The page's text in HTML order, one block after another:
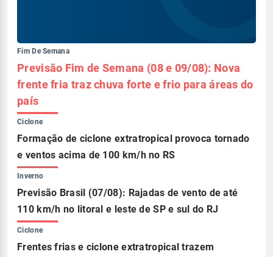
Fim De Semana
Previsão Fim de Semana (08 e 09/08): Nova
frente fria traz chuva forte e frio para áreas do
país
Ciclone
Formação de ciclone extratropical provoca tornado
e ventos acima de 100 km/h no RS
Inverno
Previsão Brasil (07/08): Rajadas de vento de até
110 km/h no litoral e leste de SP e sul do RJ
Ciclone
Frentes frias e ciclone extratropical trazem